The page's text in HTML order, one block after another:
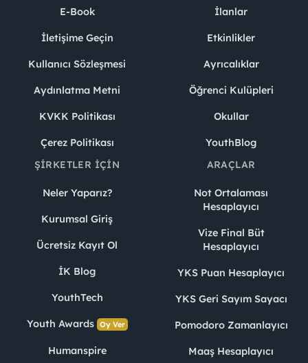
E-Book
İletişime Geçin
Kullanıcı Sözleşmesi
Aydınlatma Metni
KVKK Politikası
Çerez Politikası
İlanlar
Etkinlikler
Ayrıcalıklar
Öğrenci Kulüpleri
Okullar
YouthBlog
ŞIRKETLER İÇIN
Neler Yaparız?
Kurumsal Giriş
Ücretsiz Kayıt Ol
İK Blog
YouthTech
Youth Awards Oy Ver
Humanspire
ARAÇLAR
Not Ortalaması
Hesaplayıcı
Vize Final Büt
Hesaplayıcı
YKS Puan Hesaplayıcı
YKS Geri Sayım Sayacı
Pomodoro Zamanlayıcı
Maaş Hesaplayıcı